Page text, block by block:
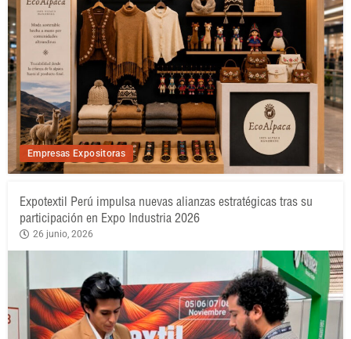
Empresas Expositoras
Expotextil Perú impulsa nuevas alianzas estratégicas tras su
participación en Expo Industria 2026
26 junio, 2026